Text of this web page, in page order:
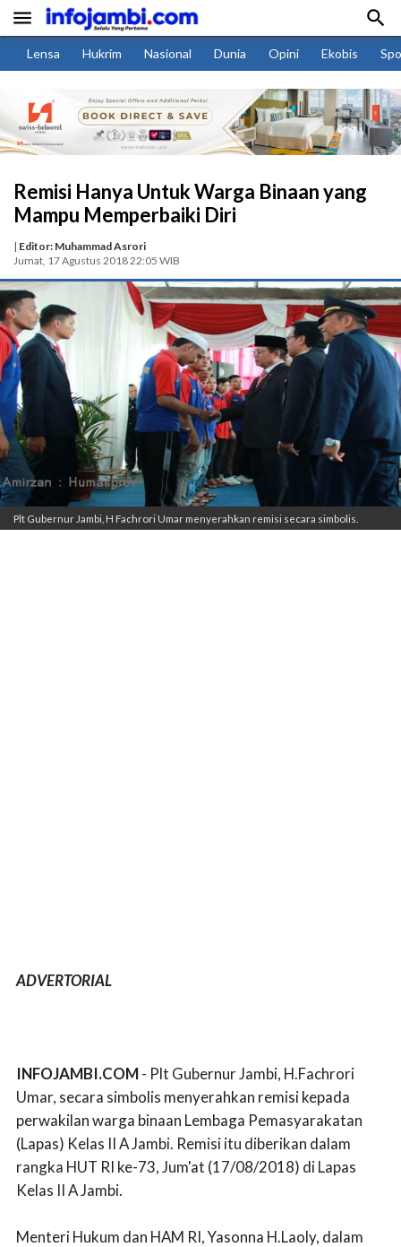
 
Lensa Hukrim Nasional Dunia Opini Ekobis
Remisi Hanya Untuk Warga Binaan yang
Mampu Memperbaiki Diri
| Editor: Muhammad Asrori
Jumat, 17 Agustus 2018 22:05 WIB
Plt Gubernur Jambi, H Fachrori Umar menyerahkan remisi secara simbolis.
ADVERTORIAL
INFOJAMBI.COM- Plt Gubernur Jambi, H.Fachrori
Umar, secara simbolis menyerahkan remisi kepada
perwakilan warga binaan Lembaga Pemasyarakatan
(Lapas) Kelas II A Jambi. Remisi itu diberikan dalam
rangka HUT RI ke-73, Jum'at (17/08/2018) di Lapas
Kelas II A Jambi.
Menteri Hukum dan HAM RI, Yasonna H.Laoly, dalam